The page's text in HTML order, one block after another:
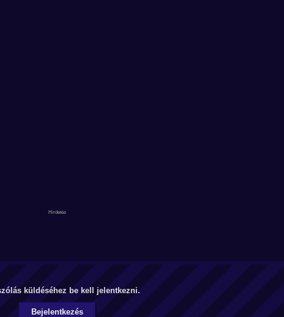
küldéséhez be kell jelentkezni.
Bejelentkezés